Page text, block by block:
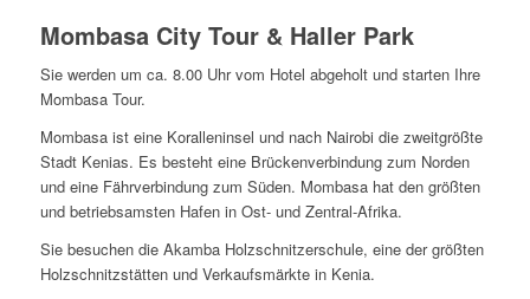
Mombasa City Tour & Haller Park
Sie werden um ca. 8.00 Uhr vom Hotel abgeholt und starten Ihre
Mombasa Tour.
Mombasa ist eine Koralleninsel und nach Nairobi die zweitgrößte
Stadt Kenias. Es besteht eine Brückenverbindung zum Norden
und eine Fährverbindung zum Süden. Mombasa hat den größten
und betriebsamsten Hafen in Ost- und Zentral-Afrika.
Sie besuchen die Akamba Holzschnitzerschule, eine der größten
Holzschnitzstätten und Verkaufsmärkte in Kenia.